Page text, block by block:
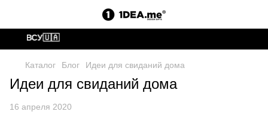
ВСУ🇺🇦
Каталог Блог Идеи для свиданий дома
Идеи для свиданий дома
16 апреля 2020